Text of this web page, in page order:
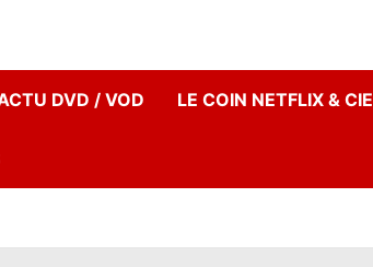
DVD / VOD LE COIN NETFLIX & CIE